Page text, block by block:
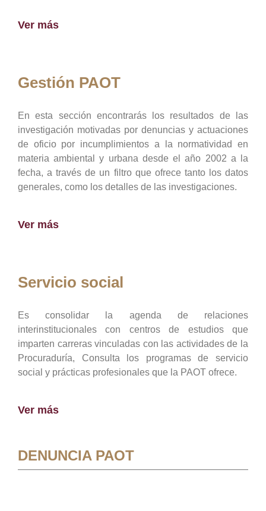
Ver más
Gestión PAOT
En esta sección encontrarás los resultados de las
investigación motivadas por denuncias y actuaciones
de oficio por incumplimientos a la normatividad en
materia ambiental y urbana desde el año 2002 a la
fecha, a través de un filtro que ofrece tanto los datos
generales, como los detalles de las investigaciones.
Ver más
Servicio social
Es consolidar la agenda de relaciones
interinstitucionales con centros de estudios que
imparten carreras vinculadas con las actividades de la
Procuraduría, Consulta los programas de servicio
social y prácticas profesionales que la PAOT ofrece.
Ver más
DENUNCIA PAOT